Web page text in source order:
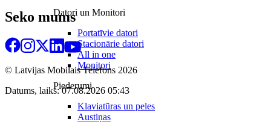
Datori un Monitori
Portatīvie datori
Stacionārie datori
All in one
Monitori
Piederumi
Klaviatūras un peles
Austiņas
Seko mums
© Latvijas Mobilais Telefons 2026
Datums, laiks: 07.08.2026 05:43